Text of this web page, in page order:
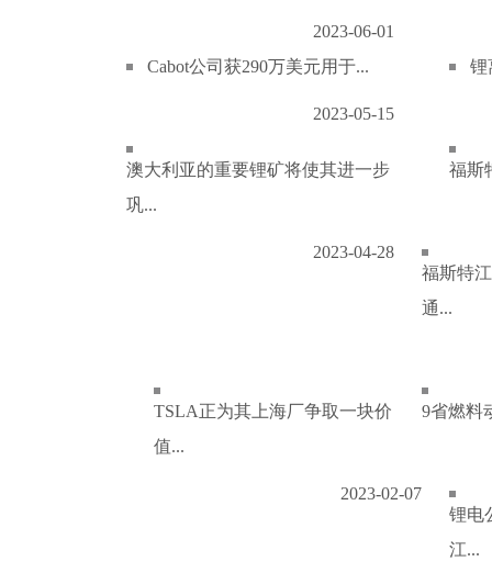
2023-06-01
Cabot公司获290万美元用于...
2023-05-15
锂
澳大利亚的重要锂矿将使其进一步
巩...
2023-04-28
福斯
福斯特
通...
TSLA正为其上海厂争取一块价
值...
2023-02-07
9省燃料
锂电
江...